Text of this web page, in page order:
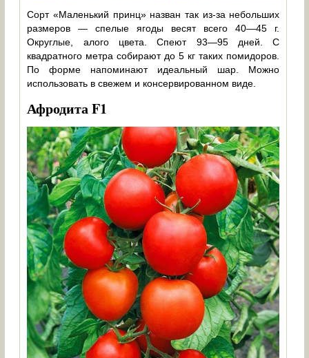
Сорт «Маленький принц» назван так из-за небольших
размеров — спелые ягоды весят всего 40—45 г.
Округлые, алого цвета. Спеют 93—95 дней. С
квадратного метра собирают до 5 кг таких помидоров.
По форме напоминают идеальный шар. Можно
использовать в свежем и консервированном виде.
Афродита F1